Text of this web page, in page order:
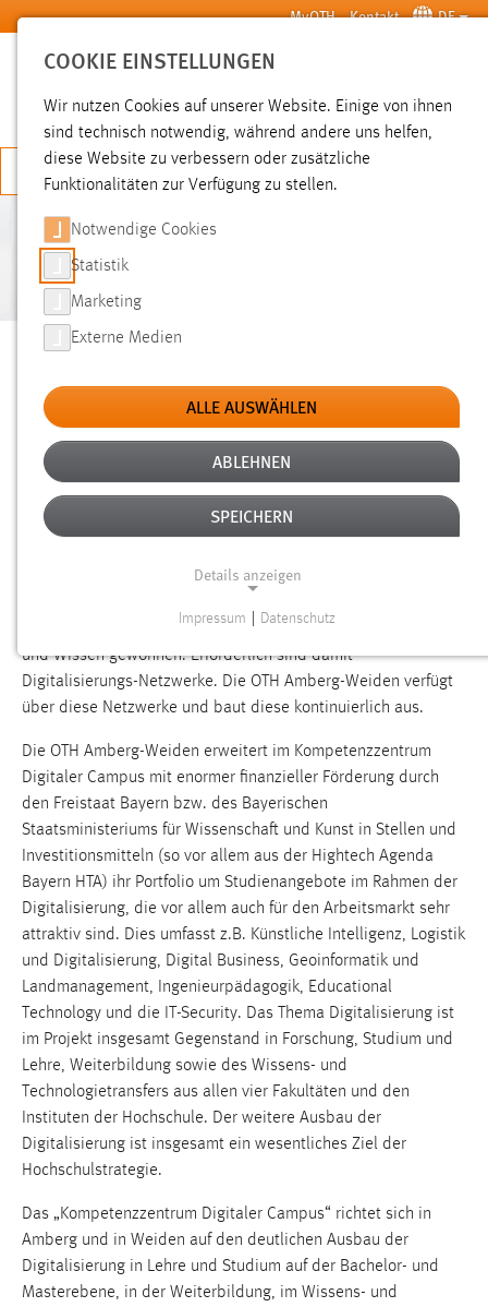
Zum Hauptinhalt springen MyOTH Kontakt DE
SUCHE
JETZT BEWERBEN
KOMPETENZZENTRUM
DIGITALER CAMPUS
Sie sind hier:
Hochschule Über uns Einrichtungen
KOMPETENZZENTRUM DIGITALER CAMPUS
IT und Digitalisierung ist einer der bedeutendsten
Standortfaktoren für die ländlichen Räume Bayerns, und damit
auch für die nördliche und mittlere Oberpfalz als
Hochschulregion der OTH Amberg-Weiden. Diese Zukunft wird
der Region, den sich immer deutlicher abzeichnenden
Qualifikationsanforderungen in der Wirtschaft durch Bildung
und Wissen gewonnen. Erforderlich sind damit
Digitalisierungs-Netzwerke. Die OTH Amberg-Weiden verfügt
über diese Netzwerke und baut diese kontinuierlich aus.
Die OTH Amberg-Weiden erweitert im Kompetenzzentrum
Digitaler Campus mit enormer finanzieller Förderung durch
den Freistaat Bayern bzw. des Bayerischen
Staatsministeriums für Wissenschaft und Kunst in Stellen und
Investitionsmitteln (so vor allem aus der Hightech Agenda
Bayern HTA) ihr Portfolio um Studienangebote im Rahmen der
Digitalisierung, die vor allem auch für den Arbeitsmarkt sehr
attraktiv sind. Dies umfasst z.B. Künstliche Intelligenz, Logistik
und Digitalisierung, Digital Business, Geoinformatik und
Landmanagement, Ingenieurpädagogik, Educational
Technology und die IT-Security. Das Thema Digitalisierung ist
im Projekt insgesamt Gegenstand in Forschung, Studium und
Lehre, Weiterbildung sowie des Wissens- und
Technologietransfers aus allen vier Fakultäten und den
Instituten der Hochschule. Der weitere Ausbau der
Digitalisierung ist insgesamt ein wesentliches Ziel der
Hochschulstrategie.
Das „Kompetenzzentrum Digitaler Campus“ richtet sich in
Amberg und in Weiden auf den deutlichen Ausbau der
Digitalisierung in Lehre und Studium auf der Bachelor- und
Masterebene, in der Weiterbildung, im Wissens- und
COOKIE EINSTELLUNGEN
Wir nutzen Cookies auf unserer Website. Einige von ihnen
sind technisch notwendig, während andere uns helfen,
diese Website zu verbessern oder zusätzliche
Funktionalitäten zur Verfügung zu stellen.
Notwendige Cookies
Statistik
Marketing
Externe Medien
ALLE AUSWÄHLEN
ABLEHNEN
SPEICHERN
Details anzeigen
Notwendige Cookies ermöglichen grundlegende
Funktionen und sind für die einwandfreie Funktion der
Einverständnis
Name:
Zweck:
Dieser Cookie speichert die ausgewählten Einverständnis-
Optionen des Benutzers
Cookie Laufzeit:
1 Jahr
Performance
Name:
staticfilecache
Zweck:
gespeichert, ob man eingeloggt ist.
Sprachpräferenz
Impressum Datenschutz